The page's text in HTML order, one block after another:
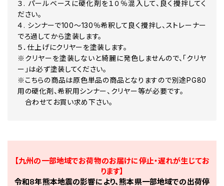
090 プレシャスホワイトP
153 ウォームグレーM
155 ダークグレーM
159 グレーM
167 グレーM
168 グレーM
178 シルバーM
181 シルバーM
182 ブルーイッシュグレーM
183 ダークブルーイッシュグレーM
187 A ブルーイッシュグレーアージェンタムマイカ
189 シルバーオパールM
1A3 ミディアムグレーM
1A5 ウォームグレーパールM
1A6 グレーメタリックオパール
1A7 ライトグレーパールM
３. パールベースに硬化剤を１０％混入して、良く攪拌してく
ださい。
４. シンナーで100～130％希釈して良く攪拌し、ストレーナー
でろ過してから塗装します。
５．仕上げにクリヤーを塗装します。
※クリヤーを塗装しないと綺麗に発色しませんので、「クリヤ
ー」は必ず塗装してください。
※こちらの商品は原色単品の商品となりますので別途PG80
用の硬化剤、希釈用シンナー、クリヤー等が必要です。
合わせてお買い求め下さい。
【九州の一部地域でお荷物のお届けに停止・遅れが生じてお
ります】
令和8年熊本地震の影響により、熊本県一部地域での出荷停